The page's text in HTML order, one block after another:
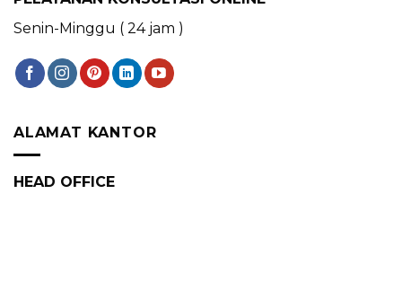
Senin-Minggu ( 24 jam )
ALAMAT KANTOR
HEAD OFFICE